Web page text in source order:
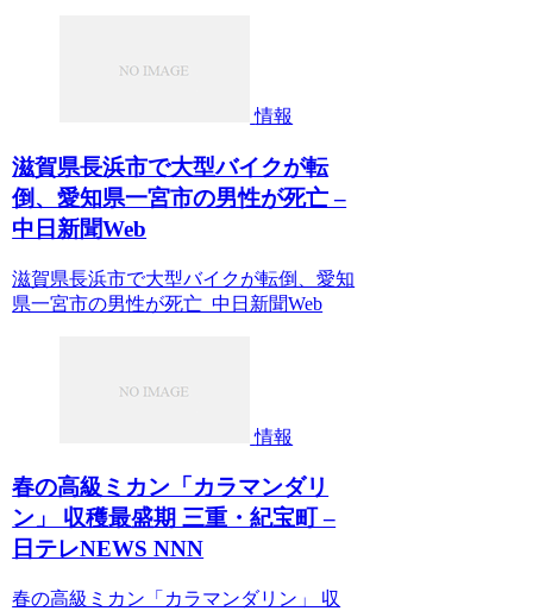
情報
滋賀県長浜市で大型バイクが転
倒、愛知県一宮市の男性が死亡 –
中日新聞Web
滋賀県長浜市で大型バイクが転倒、愛知
県一宮市の男性が死亡 中日新聞Web
情報
春の高級ミカン「カラマンダリ
ン」 収穫最盛期 三重・紀宝町 –
日テレNEWS NNN
春の高級ミカン「カラマンダリン」 収